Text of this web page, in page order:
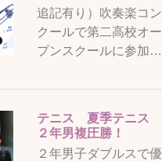
追記有り）吹奏楽コン
クールで第二高校オー
プンスクールに参加…
テニス 夏季テニス
２年男複圧勝！
２年男子ダブルスで優